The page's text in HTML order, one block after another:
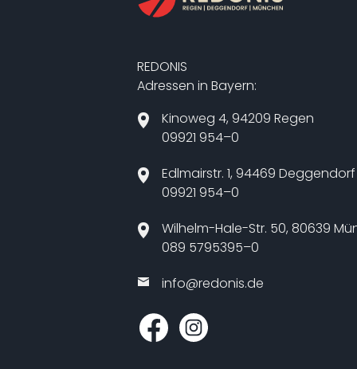
REDONIS
Adressen in Bayern:
Kinoweg 4, 94209 Regen
09921 954–0
Edlmairstr. 1, 94469 Deggendorf
09921 954–0
Wilhelm-Hale-Str. 50, 80639
089 5795395–0
info@​redonis.​de